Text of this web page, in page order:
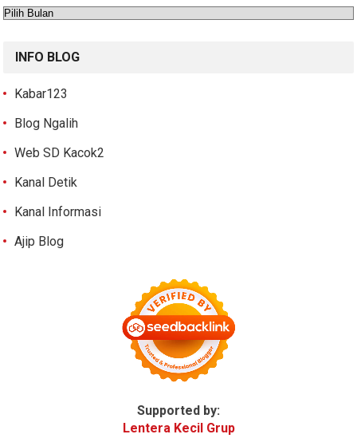
Arsip
INFO BLOG
Kabar123
Blog Ngalih
Web SD Kacok2
Kanal Detik
Kanal Informasi
Ajip Blog
Supported by:
Lentera Kecil Grup